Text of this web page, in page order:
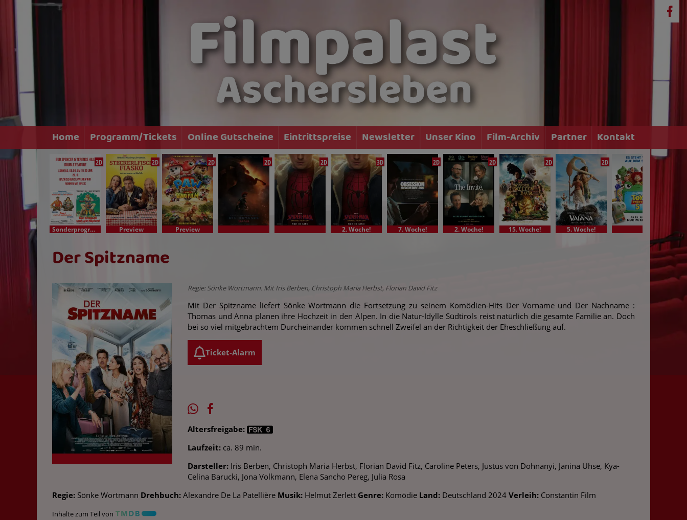
Home Programm/Tickets Online Gutscheine Eintrittspreise Newsletter Unser Kino Film-Archiv Partner Kontakt
2D
Sonderprogramm
2D
Preview
2D
Preview
2D 2D 3D
2. Woche!
2D
7. Woche!
2D
2. Woche!
2D
15. Woche!
2D
5. Woche!
Der Spitzname
Regie: Sönke Wortmann. Mit Iris Berben, Christoph Maria Herbst, Florian David Fitz
Mit Der Spitzname liefert Sönke Wortmann die Fortsetzung zu seinem Komödien-Hits Der Vorname und Der Nachname :
Thomas und Anna planen ihre Hochzeit in den Alpen. In die Natur-Idylle Südtirols reist natürlich die gesamte Familie an. Doch
bei so viel mitgebrachtem Durcheinander kommen schnell Zweifel an der Richtigkeit der Eheschließung auf.
Ticket-Alarm
Altersfreigabe:
Laufzeit: ca. 89 min.
Darsteller: Iris Berben, Christoph Maria Herbst, Florian David Fitz, Caroline Peters, Justus von Dohnanyi, Janina Uhse, Kya-
Celina Barucki, Jona Volkmann, Elena Sancho Pereg, Julia Rosa
Regie: Sönke Wortmann Drehbuch: Alexandre De La Patellière Musik: Helmut Zerlett Genre: Komödie Land: Deutschland 2024 Verleih: Constantin Film
Inhalte zum Teil von